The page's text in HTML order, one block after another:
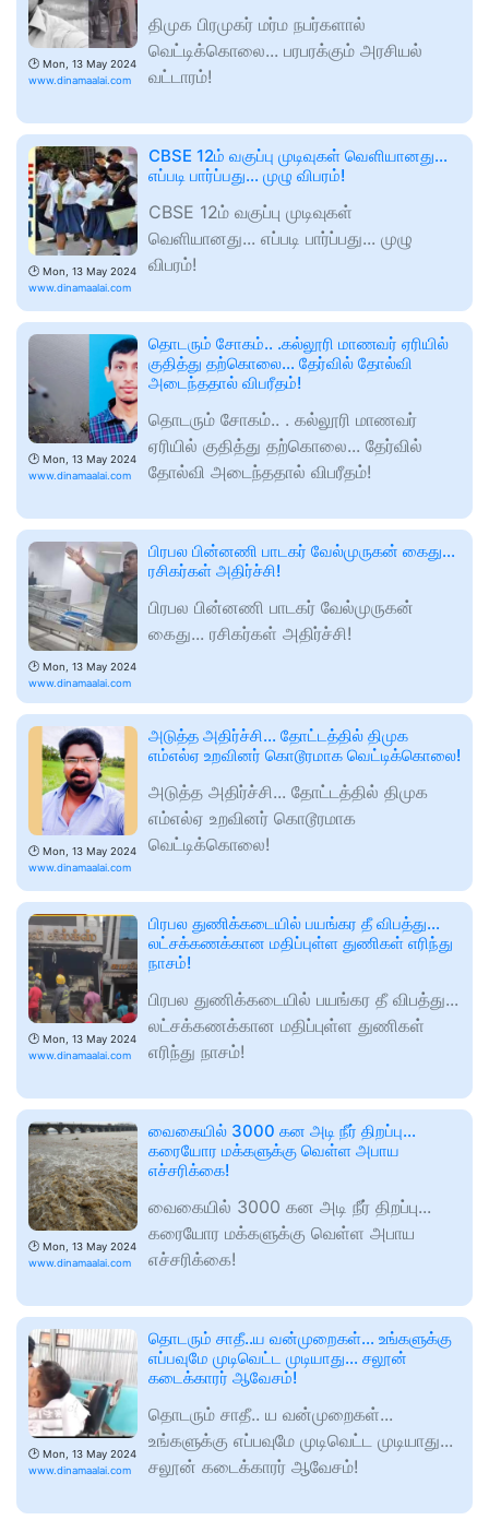
🕑 Mon, 13 May 2024
www.dinamaalai.com
திமுக பிரமுகர் மர்ம நபர்களால்
வெட்டிக்கொலை... பரபரக்கும் அரசியல்
வட்டாரம்!
🕑 Mon, 13 May 2024
www.dinamaalai.com
CBSE 12ம் வகுப்பு முடிவுகள் வெளியானது...
எப்படி பார்ப்பது... முழு விபரம்!
CBSE 12ம் வகுப்பு முடிவுகள்
வெளியானது... எப்படி பார்ப்பது... முழு
விபரம்!
🕑 Mon, 13 May 2024
www.dinamaalai.com
தொடரும் சோகம்.. .கல்லூரி மாணவர் ஏரியில்
குதித்து தற்கொலை... தேர்வில் தோல்வி
அடைந்ததால் விபரீதம்!
தொடரும் சோகம்.. . கல்லூரி மாணவர்
ஏரியில் குதித்து தற்கொலை... தேர்வில்
தோல்வி அடைந்ததால் விபரீதம்!
🕑 Mon, 13 May 2024
www.dinamaalai.com
பிரபல பின்னணி பாடகர் வேல்முருகன் கைது...
ரசிகர்கள் அதிர்ச்சி!
பிரபல பின்னணி பாடகர் வேல்முருகன்
கைது... ரசிகர்கள் அதிர்ச்சி!
🕑 Mon, 13 May 2024
www.dinamaalai.com
அடுத்த அதிர்ச்சி... தோட்டத்தில் திமுக
எம்எல்ஏ உறவினர் கொடூரமாக வெட்டிக்கொலை!
அடுத்த அதிர்ச்சி... தோட்டத்தில் திமுக
எம்எல்ஏ உறவினர் கொடூரமாக
வெட்டிக்கொலை!
🕑 Mon, 13 May 2024
www.dinamaalai.com
பிரபல துணிக்கடையில் பயங்கர தீ விபத்து...
லட்சக்கணக்கான மதிப்புள்ள துணிகள் எரிந்து
நாசம்!
பிரபல துணிக்கடையில் பயங்கர தீ விபத்து...
லட்சக்கணக்கான மதிப்புள்ள துணிகள்
எரிந்து நாசம்!
🕑 Mon, 13 May 2024
www.dinamaalai.com
வைகையில் 3000 கன அடி நீர் திறப்பு...
கரையோர மக்களுக்கு வெள்ள அபாய
எச்சரிக்கை!
வைகையில் 3000 கன அடி நீர் திறப்பு...
கரையோர மக்களுக்கு வெள்ள அபாய
எச்சரிக்கை!
🕑 Mon, 13 May 2024
www.dinamaalai.com
தொடரும் சாதீ..ய வன்முறைகள்... உங்களுக்கு
எப்பவுமே முடிவெட்ட முடியாது... சலூன்
கடைக்காரர் ஆவேசம்!
தொடரும் சாதீ.. ய வன்முறைகள்...
உங்களுக்கு எப்பவுமே முடிவெட்ட முடியாது...
சலூன் கடைக்காரர் ஆவேசம்!